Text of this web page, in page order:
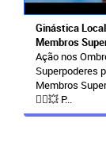
Ginástica
Membros
Ação nos
Superpoderes
Membros
🦸‍♂️💥 P...